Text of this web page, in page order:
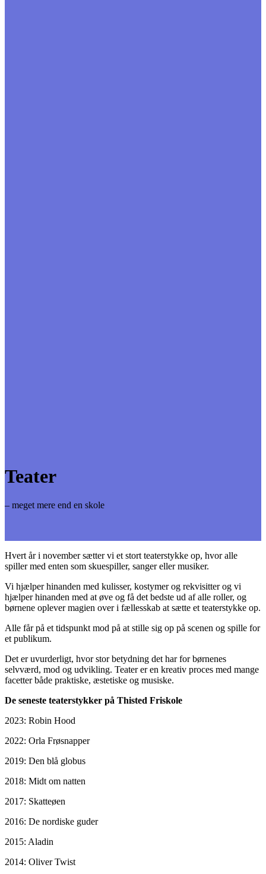
Teater
– meget mere end en skole
Hvert år i november sætter vi et stort teaterstykke op, hvor alle
spiller med enten som skuespiller, sanger eller musiker.
Vi hjælper hinanden med kulisser, kostymer og rekvisitter og vi
hjælper hinanden med at øve og få det bedste ud af alle roller, og
børnene oplever magien over i fællesskab at sætte et teaterstykke op.
Alle får på et tidspunkt mod på at stille sig op på scenen og spille for
et publikum.
Det er uvurderligt, hvor stor betydning det har for børnenes
selvværd, mod og udvikling. Teater er en kreativ proces med mange
facetter både praktiske, æstetiske og musiske.
De seneste teaterstykker på Thisted Friskole
2023: Robin Hood
2022: Orla Frøsnapper
2019: Den blå globus
2018: Midt om natten
2017: Skatteøen
2016: De nordiske guder
2015: Aladin
2014: Oliver Twist